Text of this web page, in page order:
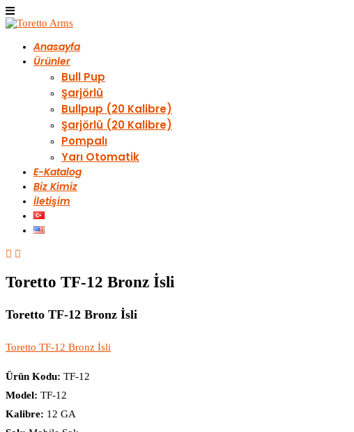
Anasayfa
Ürünler
Bull Pup
Şarjörlü
Bullpup (20 Kalibre)
Şarjörlü (20 Kalibre)
Pompalı
Yarı Otomatik
E-Katalog
Biz Kimiz
İletişim
Toretto TF-12 Bronz İsli
Toretto TF-12 Bronz İsli
Toretto TF-12 Bronz İsli
Ürün Kodu: TF-12
Model: TF-12
Kalibre: 12 GA